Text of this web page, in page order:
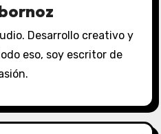
Desarrollo creativo y
eso, soy escritor de